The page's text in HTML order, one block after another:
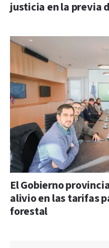
justicia en la previa
El Gobierno
alivio en las tarifas
forestal